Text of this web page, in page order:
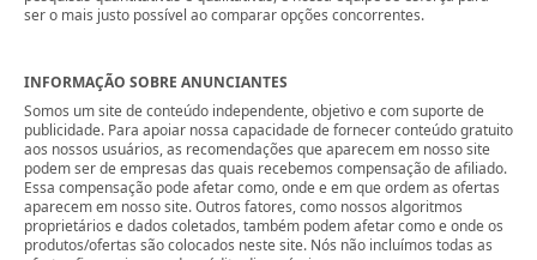
ser o mais justo possível ao comparar opções concorrentes.
INFORMAÇÃO SOBRE ANUNCIANTES
Somos um site de conteúdo independente, objetivo e com suporte de
publicidade. Para apoiar nossa capacidade de fornecer conteúdo gratuito
aos nossos usuários, as recomendações que aparecem em nosso site
podem ser de empresas das quais recebemos compensação de afiliado.
Essa compensação pode afetar como, onde e em que ordem as ofertas
aparecem em nosso site. Outros fatores, como nossos algoritmos
proprietários e dados coletados, também podem afetar como e onde os
produtos/ofertas são colocados neste site. Nós não incluímos todas as